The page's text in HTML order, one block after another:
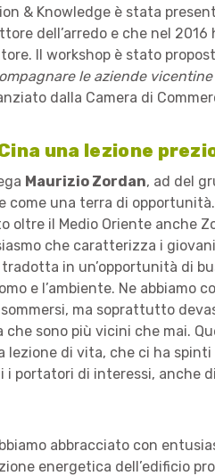
& Knowledge è stata
dell’arredo e che nel
Il workshop è stato
le aziende
dalla Camera di
una lezione
Maurizio Zordan, ad del
come una terra di
oltre il Medio Oriente anche
che caratterizza i
tradotta in un’opportunità di
e l’ambiente. Ne abbiamo
ma soprattutto
sono più vicini che mai.
lezione di vita, che ci ha spinti
portatori di interessi, anche
abbracciato con
energetica dell’edificio